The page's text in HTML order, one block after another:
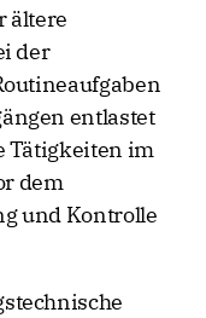
ältere
der
entlastet
Tätigkeiten im
dem
und Kontrolle